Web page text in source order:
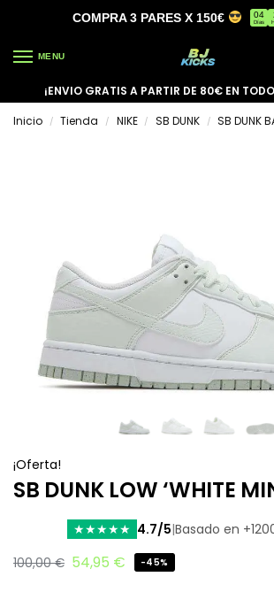
COMPRA 3 PARES X 150€ 04
Días
MENU
¡ENVIO GRATIS A PARTIR DE 80€ EN
Inicio
/ Tienda / NIKE / SB DUNK / SB DUNK
¡Oferta!
SB DUNK LOW ‘WHITE
★★★★★ 4.7/5|Basado en
100,00€ 54,95 € -45%